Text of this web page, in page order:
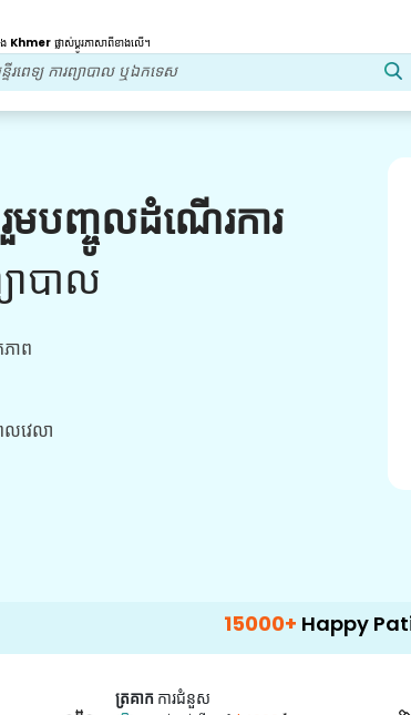
Khmer ផ្លាស់ប្តូរភាសាពីខាងលើ។
បញ្ចូលដំណើរការ
ាបាល
ាព
លវេលា
Happy Patients
ត្រគាក ការជំនួស